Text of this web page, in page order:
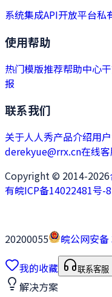
系统集成API开放平台私
使用帮助
热门模版推荐帮助中心
报
联系我们
关于人人秀产品介绍用
derekyue@rrx.cn在线
Copyright © 2014-2026
有皖ICP备14022481号-8
20200055
皖公网安
我的收藏
联系客服
解决方案